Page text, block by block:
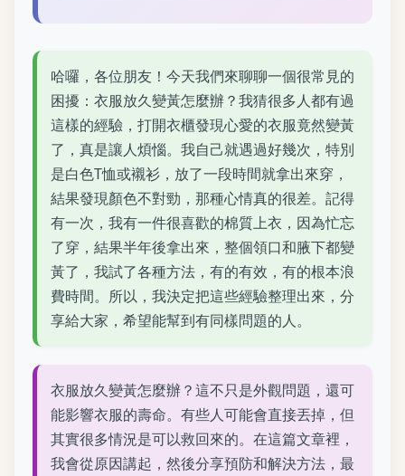
哈囉，各位朋友！今天我們來聊聊一個很常見的
困擾：衣服放久變黃怎麼辦？我猜很多人都有過
這樣的經驗，打開衣櫃發現心愛的衣服竟然變黃
了，真是讓人煩惱。我自己就遇過好幾次，特別
是白色T恤或襯衫，放了一段時間就拿出來穿，
結果發現顏色不對勁，那種心情真的很差。記得
有一次，我有一件很喜歡的棉質上衣，因為忙忘
了穿，結果半年後拿出來，整個領口和腋下都變
黃了，我試了各種方法，有的有效，有的根本浪
費時間。所以，我決定把這些經驗整理出來，分
享給大家，希望能幫到有同樣問題的人。
衣服放久變黃怎麼辦？這不只是外觀問題，還可
能影響衣服的壽命。有些人可能會直接丟掉，但
其實很多情況是可以救回來的。在這篇文章裡，
我會從原因講起，然後分享預防和解決方法，最